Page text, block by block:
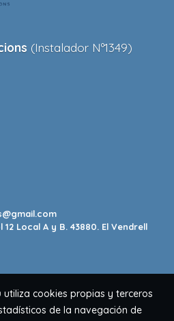
(Instalador Nº1349)
Local A y B. 43880. El Vendrell
utiliza cookies propias y terceros
de la navegación de